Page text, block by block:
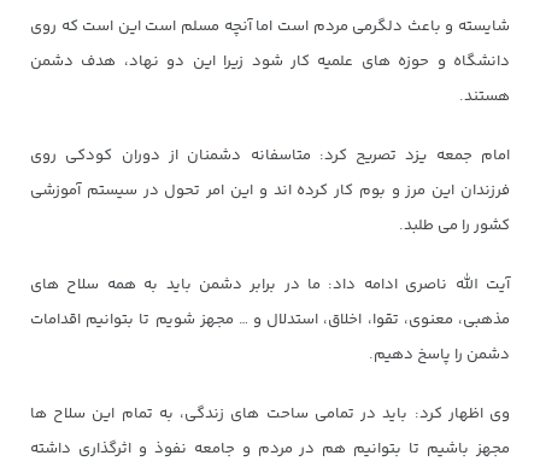
شایسته و باعث دلگرمی مردم است اما آنچه مسلم است این است که روی
دانشگاه و حوزه های علمیه کار شود زیرا این دو نهاد، هدف دشمن
هستند.
امام جمعه یزد تصریح کرد: متاسفانه دشمنان از دوران کودکی روی
فرزندان این مرز و بوم کار کرده اند و این امر تحول در سیستم آموزشی
کشور را می طلبد.
آیت الله ناصری ادامه داد: ما در برابر دشمن باید به همه سلاح های
مذهبی، معنوی، تقوا، اخلاق، استدلال و … مجهز شویم تا بتوانیم اقدامات
دشمن را پاسخ دهیم.
وی اظهار کرد: باید در تمامی ساحت های زندگی، به تمام این سلاح ها
مجهز باشیم تا بتوانیم هم در مردم و جامعه نفوذ و اثرگذاری داشته